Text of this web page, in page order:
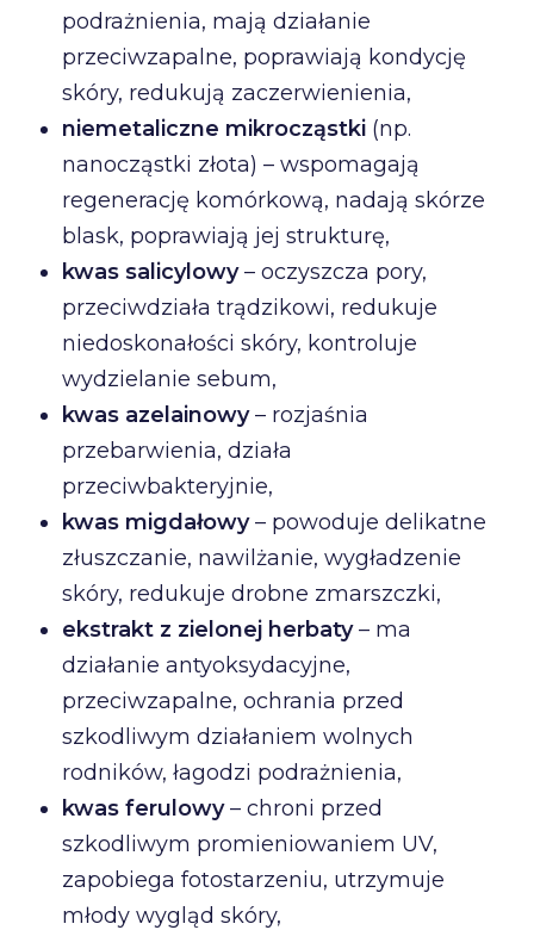
podrażnienia, mają działanie
przeciwzapalne, poprawiają kondycję
skóry, redukują zaczerwienienia,
niemetaliczne mikrocząstki (np.
nanocząstki złota) – wspomagają
regenerację komórkową, nadają skórze
blask, poprawiają jej strukturę,
kwas salicylowy– oczyszcza pory,
przeciwdziała trądzikowi, redukuje
niedoskonałości skóry, kontroluje
wydzielanie sebum,
kwas azelainowy– rozjaśnia
przebarwienia, działa
przeciwbakteryjnie,
kwas migdałowy– powoduje delikatne
złuszczanie, nawilżanie, wygładzenie
skóry, redukuje drobne zmarszczki,
ekstrakt z zielonej herbaty– ma
działanie antyoksydacyjne,
przeciwzapalne, ochrania przed
szkodliwym działaniem wolnych
rodników, łagodzi podrażnienia,
kwas ferulowy– chroni przed
szkodliwym promieniowaniem UV,
zapobiega fotostarzeniu, utrzymuje
młody wygląd skóry,